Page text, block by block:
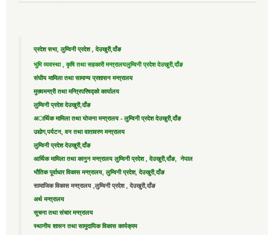
प्रदेश सभा, लुम्विनी प्रदेश , देउखुरी,दाँङ
भुमि व्यवस्था , कृषि तथा सहकारी मन्त्रालयलुम्विनी प्रदेश देउखुरी,दाँङ
संघीय मामिला तथा सामान्य प्रशासन मन्त्रालय
मुख्यमन्त्री तथा मन्त्रिपरिषद्को कार्यालय
लुम्विनी प्रदेश देउखुरी,दाँङ
अार्थिक मामिला तथा योजना मन्त्रालय - लुम्विनी प्रदेश देउखुरी,दाँङ
उद्याेग,पर्यटन, वन तथा वातावरण मन्त्रालय
लुम्विनी प्रदेश देउखुरी,दाँङ
आर्थिक मामिला तथा कानुन मन्त्रालय लुम्विनी प्रदेश , देउखुरी,दाँङ, नेपाल
भौतिक पूर्वाधार विकास मन्त्रालय, लुम्विनी प्रदेश, देउखुरी,दाँङ
सामाजिक विकास मन्त्रालय ,लुम्विनी प्रदेश , देउखुरी,दाँङ
अर्थ मन्त्रालय
सूचना तथा संचार मन्त्रालय
स्थानीय शासन तथा सामुदायिक विकास कार्यक्रम